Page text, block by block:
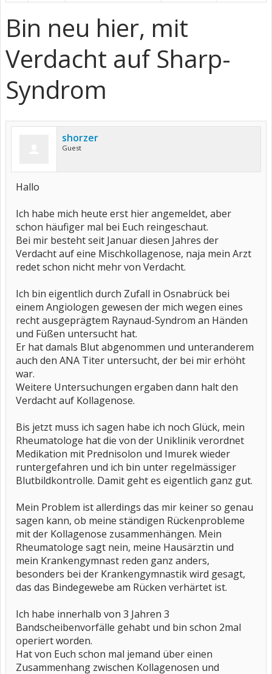
Bin neu hier, mit
Verdacht auf Sharp-
Syndrom
shorzer
Guest
Hallo
Ich habe mich heute erst hier angemeldet, aber
schon häufiger mal bei Euch reingeschaut.
Bei mir besteht seit Januar diesen Jahres der
Verdacht auf eine Mischkollagenose, naja mein Arzt
redet schon nicht mehr von Verdacht.
Ich bin eigentlich durch Zufall in Osnabrück bei
einem Angiologen gewesen der mich wegen eines
recht ausgeprägtem Raynaud-Syndrom an Händen
und Füßen untersucht hat.
Er hat damals Blut abgenommen und unteranderem
auch den ANA Titer untersucht, der bei mir erhöht
war.
Weitere Untersuchungen ergaben dann halt den
Verdacht auf Kollagenose.
Bis jetzt muss ich sagen habe ich noch Glück, mein
Rheumatologe hat die von der Uniklinik verordnet
Medikation mit Prednisolon und Imurek wieder
runtergefahren und ich bin unter regelmässiger
Blutbildkontrolle. Damit geht es eigentlich ganz gut.
Mein Problem ist allerdings das mir keiner so genau
sagen kann, ob meine ständigen Rückenprobleme
mit der Kollagenose zusammenhängen. Mein
Rheumatologe sagt nein, meine Hausärztin und
mein Krankengymnast reden ganz anders,
besonders bei der Krankengymnastik wird gesagt,
das das Bindegewebe am Rücken verhärtet ist.
Ich habe innerhalb von 3 Jahren 3
Bandscheibenvorfälle gehabt und bin schon 2mal
operiert worden.
Hat von Euch schon mal jemand über einen
Zusammenhang zwischen Kollagenosen und